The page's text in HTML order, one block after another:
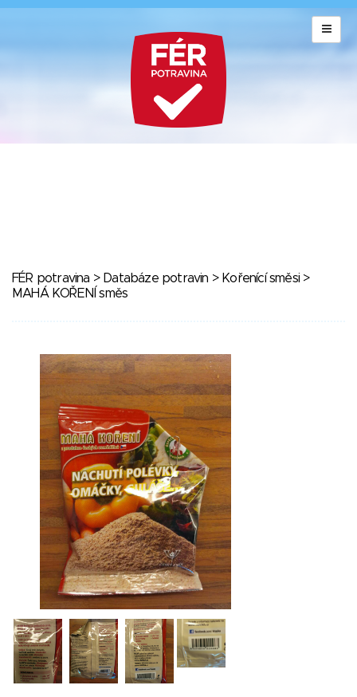
FÉR potravina > Databáze potravin > Kořenící směsi >
MAHÁ KOŘENÍ směs